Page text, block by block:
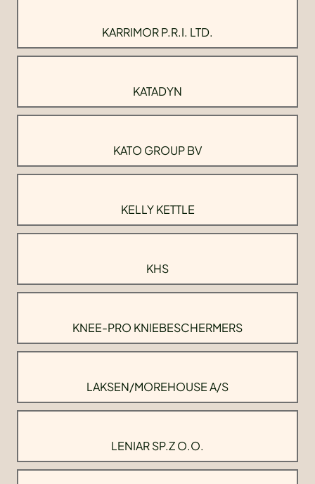
KARRIMOR P.R.I. LTD.
KATADYN
KATO GROUP BV
KELLY KETTLE
KHS
KNEE-PRO KNIEBESCHERMERS
LAKSEN/MOREHOUSE A/S
LENIAR SP.Z O.O.